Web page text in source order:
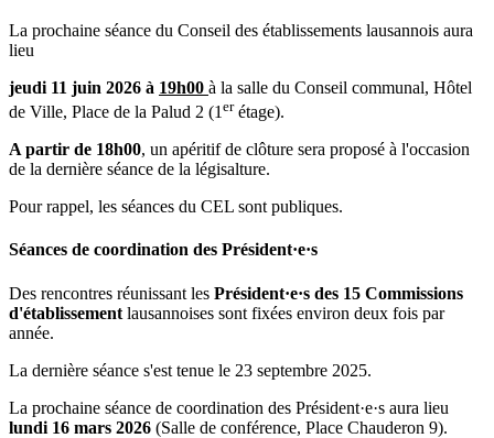
La prochaine séance du Conseil des établissements lausannois aura
lieu
jeudi 11 juin 2026 à 19h00 à la salle du Conseil communal, Hôtel
de Ville, Place de la Palud 2 (1 erétage).
A partir de 18h00, un apéritif de clôture sera proposé à l'occasion
de la dernière séance de la légisalture.
Pour rappel, les séances du CEL sont publiques.
Séances de coordination des Président·e·s
Des rencontres réunissant les Président·e·s des 15 Commissions
d'établissement lausannoises sont fixées environ deux fois par
année.
La dernière séance s'est tenue le 23 septembre 2025.
La prochaine séance de coordination des Président·e·s aura lieu
lundi 16 mars 2026 (Salle de conférence, Place Chauderon 9).